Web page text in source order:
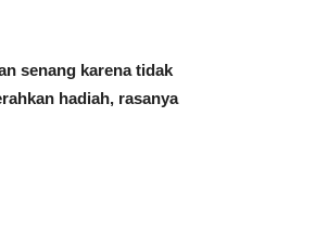
senang karena tidak
hadiah, rasanya